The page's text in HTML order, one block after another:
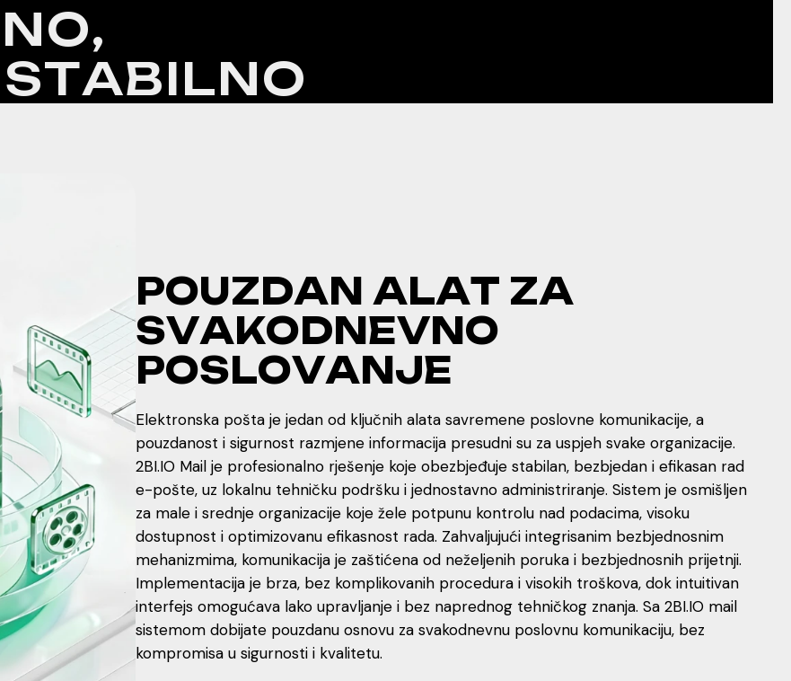
NO,
STABILNO
POUZDAN ALAT ZA
SVAKODNEVNO
POSLOVANJE
Elektronska pošta je jedan od ključnih alata savremene poslovne komunikacije, a
pouzdanost i sigurnost razmjene informacija presudni su za uspjeh svake organizacije.
2BI.IO Mail je profesionalno rješenje koje obezbjeđuje stabilan, bezbjedan i efikasan rad
e-pošte, uz lokalnu tehničku podršku i jednostavno administriranje. Sistem je osmišljen
za male i srednje organizacije koje žele potpunu kontrolu nad podacima, visoku
dostupnost i optimizovanu efikasnost rada. Zahvaljujući integrisanim bezbjednosnim
mehanizmima, komunikacija je zaštićena od neželjenih poruka i bezbjednosnih prijetnji.
Implementacija je brza, bez komplikovanih procedura i visokih troškova, dok intuitivan
interfejs omogućava lako upravljanje i bez naprednog tehničkog znanja. Sa 2BI.IO mail
sistemom dobijate pouzdanu osnovu za svakodnevnu poslovnu komunikaciju, bez
kompromisa u sigurnosti i kvalitetu.